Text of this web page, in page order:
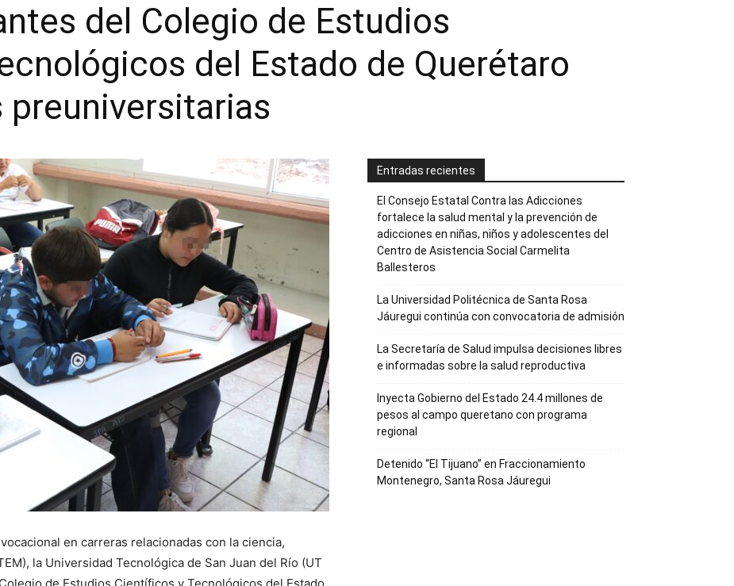
del Colegio de Estudios
del Estado de Querétaro
preuniversitarias
en carreras relacionadas con la ciencia,
la Universidad Tecnológica de San Juan del Río (UT
Entradas recientes
El Consejo Estatal Contra las Adicciones
fortalece la salud mental y la prevención de
adicciones en niñas, niños y adolescentes del
Centro de Asistencia Social Carmelita
Ballesteros
La Universidad Politécnica de Santa Rosa
Jáuregui continúa con convocatoria de admisión
La Secretaría de Salud impulsa decisiones libres
e informadas sobre la salud reproductiva
Inyecta Gobierno del Estado 24.4 millones de
pesos al campo queretano con programa
regional
Detenido “El Tijuano” en Fraccionamiento
Montenegro, Santa Rosa Jáuregui